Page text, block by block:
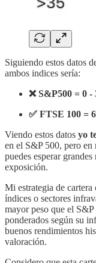
Siguiendo estos datos
ambos indices sería:
❌ S&P500 = 0 -
✅ FTSE 100 =
Viendo estos datos yo
en el S&P 500, pero
puedes esperar
exposición.
Mi estrategia de cartera
índices o sectores
mayor peso que el
ponderados según su
buenos rendimientos
valoración.